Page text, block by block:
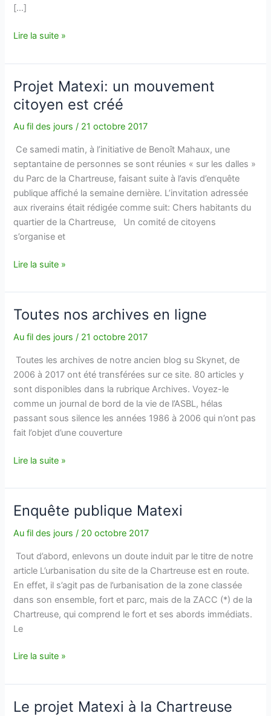
[…]
Dossier
interrogez-
nous…
Lire la suite »
Projet Matexi: un mouvement
citoyen est créé
Au fil des jours / 21 octobre 2017
Ce samedi matin, à l’initiative de Benoît Mahaux, une
septantaine de personnes se sont réunies « sur les dalles »
du Parc de la Chartreuse, faisant suite à l’avis d’enquête
publique affiché la semaine dernière. L’invitation adressée
aux riverains était rédigée comme suit: Chers habitants du
quartier de la Chartreuse, Un comité de citoyens
s’organise et
Projet
un
mouvement
citoyen
est
Lire la suite »
Toutes nos archives en ligne
Au fil des jours / 21 octobre 2017
Toutes les archives de notre ancien blog su Skynet, de
2006 à 2017 ont été transférées sur ce site. 80 articles y
sont disponibles dans la rubrique Archives. Voyez-le
comme un journal de bord de la vie de l’ASBL, hélas
passant sous silence les années 1986 à 2006 qui n’ont pas
fait l’objet d’une couverture
Toutes
archives
en
ligne
Lire la suite »
Enquête publique Matexi
Au fil des jours / 20 octobre 2017
Tout d’abord, enlevons un doute induit par le titre de notre
article L’urbanisation du site de la Chartreuse est en route.
En effet, il s’agit pas de l’urbanisation de la zone classée
dans son ensemble, fort et parc, mais de la ZACC (*) de la
Chartreuse, qui comprend le fort et ses abords immédiats.
Le
Enquête
Matexi
Lire la suite »
Le projet Matexi à la Chartreuse